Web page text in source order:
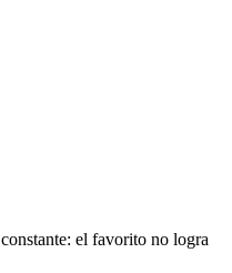
el favorito no logra